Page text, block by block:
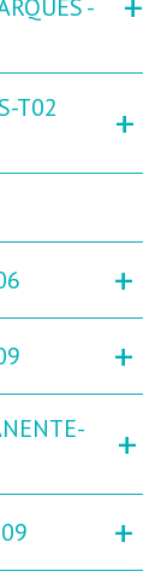
-
T02
+
+
+
+
+